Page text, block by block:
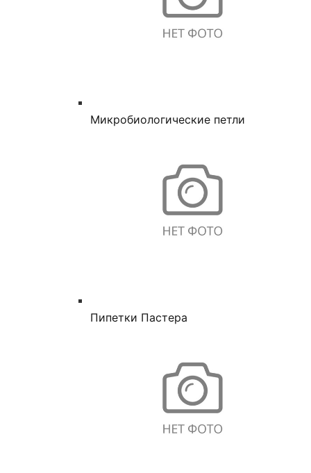
Микробиологические петли
Пипетки Пастера